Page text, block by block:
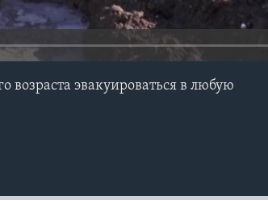
эвакуироваться в любую